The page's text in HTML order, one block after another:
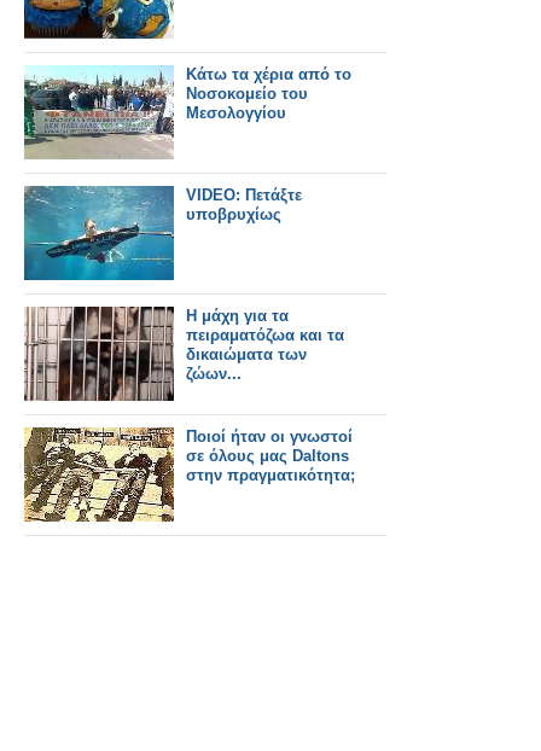
Κάτω τα χέρια από το
Νοσοκομείο του
Μεσολογγίου
VIDEO: Πετάξτε
υποβρυχίως
Η μάχη για τα
πειραματόζωα και τα
δικαιώματα των
ζώων...
Ποιοί ήταν οι γνωστοί
σε όλους μας Daltons
στην πραγματικότητα;